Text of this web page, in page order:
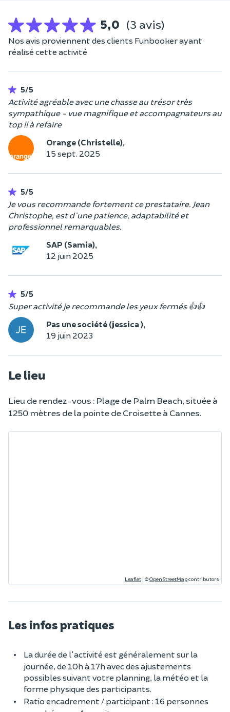
5,0 (3 avis)
Nos avis proviennent des clients Funbooker ayant
réalisé cette activité
5/5
Activité agréable avec une chasse au trésor très
sympathique - vue magnifique et accompagnateurs au
top !! à refaire
Orange (Christelle),
15 sept. 2025
5/5
Je vous recommande fortement ce prestataire. Jean
Christophe, est d'une patience, adaptabilité et
professionnel remarquables.
SAP (Samia),
12 juin 2025
5/5
Super activité je recommande les yeux fermés 👍👍
Pas une société (jessica ),
19 juin 2023
Le lieu
Lieu de rendez-vous : Plage de Palm Beach, située à
1250 mètres de la pointe de Croisette à Cannes.
Leaflet | ©OpenStreetMapcontributors
Les infos pratiques
La durée de l'activité est généralement sur la
journée, de 10h à 17h avec des ajustements
possibles suivant votre planning, la météo et la
forme physique des participants.
Ratio encadrement / participant : 16 personnes